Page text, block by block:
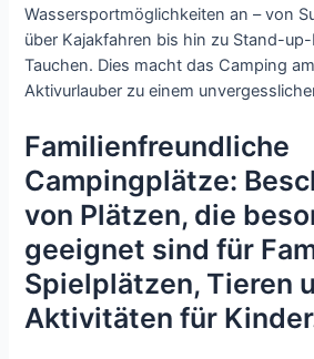
Wassersportmöglichkeiten an – von
über Kajakfahren bis hin zu Stand-
Tauchen. Dies macht das Camping
Aktivurlauber zu einem
Familienfreundliche
Campingplätze:
von Plätzen, die
geeignet sind für
Spielplätzen, Tieren
Aktivitäten für